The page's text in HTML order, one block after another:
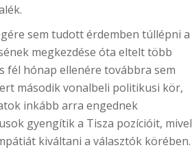
sem tudott érdemben túllépni a
megkezdése óta eltelt több
fél hónap ellenére továbbra sem
második vonalbeli politikusi kör,
inkább arra engednek
gyengítik a Tisza pozícióit, mivel
kiváltani a választók körében.